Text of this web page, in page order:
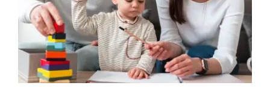
Atendimento Online
Personalizadas para
TDAH e Autismo
Atendimento psicológico Autismo Avaliação
psicológica completa família Psicologia
Psicoterapia saúde mental TDAH